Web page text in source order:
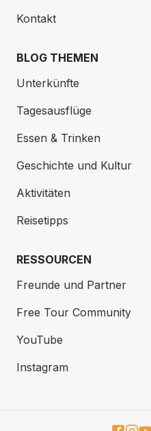
Kontakt
BLOG THEMEN
Unterkünfte
Tagesausflüge
Essen & Trinken
Geschichte und Kultur
Aktivitäten
Reisetipps
RESSOURCEN
Freunde und Partner
Free Tour Community
YouTube
Instagram